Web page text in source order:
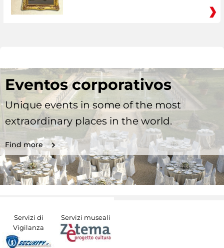
Eventos corporativos
Unique events in some of the most
extraordinary places in the world.
Find more
Servizi di
Vigilanza
Servizi museali